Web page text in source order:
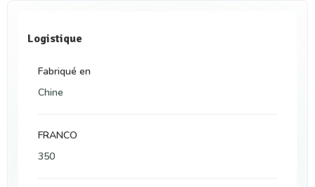
Logistique
Fabriqué en
Chine
FRANCO
350